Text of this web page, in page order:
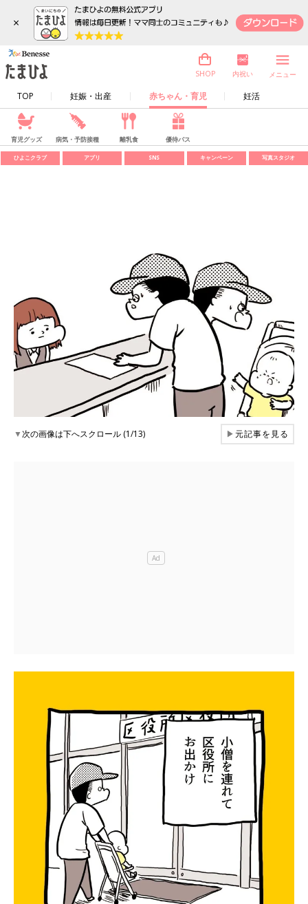
×
TOP 妊娠・出産 赤ちゃん・育児 妊活
SHOP 内祝い メニュー
育児グッズ 病気・予防接種 離乳食 優待パス
ひよこクラブ アプリ SNS キャンペーン 写真スタジオ
▼次の画像は下へスクロール (1/13) ▶元記事を見る